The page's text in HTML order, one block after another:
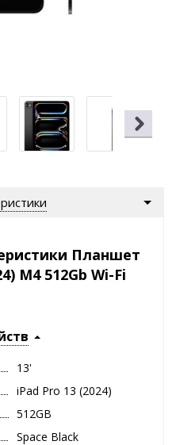
Планшет
M4 512Gb Wi-Fi
13'
iPad Pro 13 (2024)
512GB
Space Black